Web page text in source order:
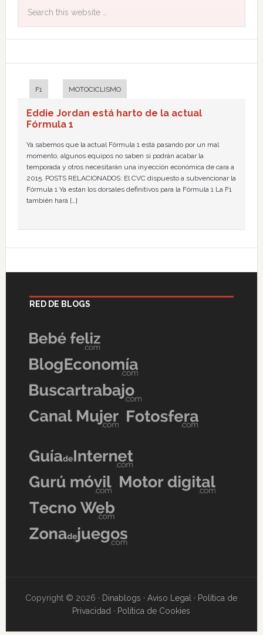
F1 MOTOCICLISMO
Eddie Jordan está harto de la actual
Fórmula 1
Ya sabemos que la actual Fórmula 1 está pasando por un mal
momento, algunos equipos no saben si podrán acabar la
temporada y otros necesitarán una inyección económica de cara a
2015. POSTS RELACIONADOS: El CVC dispuesto a subvencionar la
Fórmula 1 Ya están los dorsales definitivos para la Fórmula 1 La F1
también hará […]
RED DE BLOGS
Copyright © 2026 · Dinablogs ·Aviso Legal · Política de
Privacidad · Política de Cookies